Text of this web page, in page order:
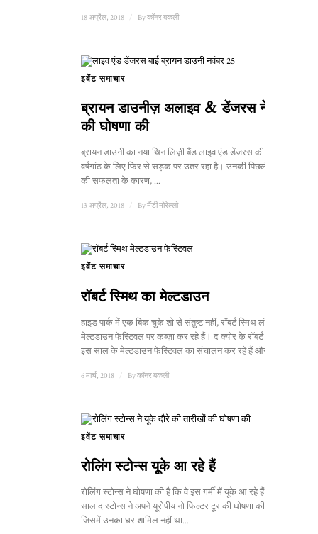
18 अप्रैल, 2018 Byकॉनर बकली
इवेंट समाचार
ब्रायन डाउनीज़ अलाइव & डेंजरस ने टूर
की घोषणा की
ब्रायन डाउनी का नया थिन लिज़ी बैंड लाइव एंड डेंजरस की 40वीं
वर्षगांठ के लिए फिर से सड़क पर उतर रहा है। उनकी पिछली तारीखों
की सफलता के कारण, ...
13 अप्रैल, 2018 Byमैंडी मोरेल्लो
इवेंट समाचार
रॉबर्ट स्मिथ का मेल्टडाउन
हाइड पार्क में एक बिक चुके शो से संतुष्ट नहीं, रॉबर्ट स्मिथ लंदन के
मेल्टडाउन फेस्टिवल पर कब्ज़ा कर रहे हैं। द क्योर के रॉबर्ट स्मिथ
इस साल के मेल्टडाउन फेस्टिवल का संचालन कर रहे हैं और ...
6 मार्च, 2018 Byकॉनर बकली
इवेंट समाचार
रोलिंग स्टोन्स यूके आ रहे हैं
रोलिंग स्टोन्स ने घोषणा की है कि वे इस गर्मी में यूके आ रहे हैं। पिछले
साल द स्टोन्स ने अपने यूरोपीय नो फिल्टर टूर की घोषणा की थी
जिसमें उनका घर शामिल नहीं था...